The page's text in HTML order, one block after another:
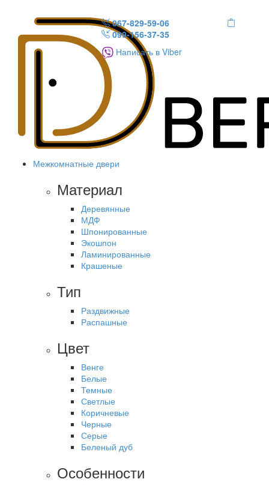
067-829-59-06
099-156-37-35
Написать в Viber
Межкомнатные двери
Материал
Деревянные
МДФ
Шпонированные
Экошпон
Ламинированные
Крашеные
Тип
Раздвижные
Распашные
Цвет
Венге
Белые
Темные
Светлые
Коричневые
Черные
Серые
Беленый дуб
Особенности